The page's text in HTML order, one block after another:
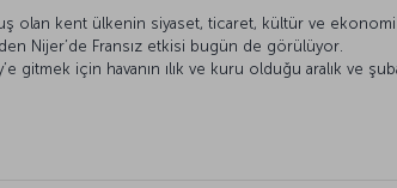
olan kent ülkenin siyaset, ticaret, kültür ve ekonomi
Nijer’de Fransız etkisi bugün de görülüyor.
gitmek için havanın ılık ve kuru olduğu aralık ve
ekleyelim.